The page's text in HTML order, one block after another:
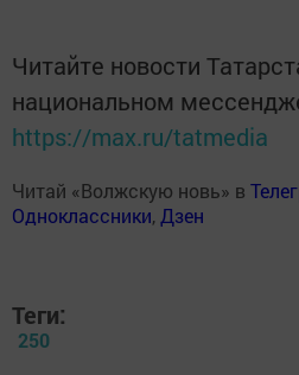
Читайте новости
национальном
https://max.ru/tatmedia
Читай «Волжскую новь» в
Одноклассники,Дзен
Теги:
250